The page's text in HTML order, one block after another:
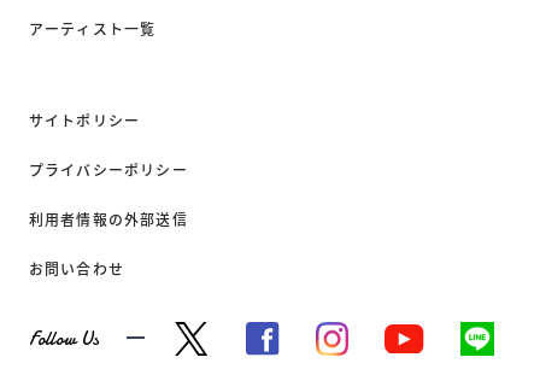
アーティスト一覧
サイトポリシー
プライバシーポリシー
利用者情報の外部送信
お問い合わせ
Follow Us